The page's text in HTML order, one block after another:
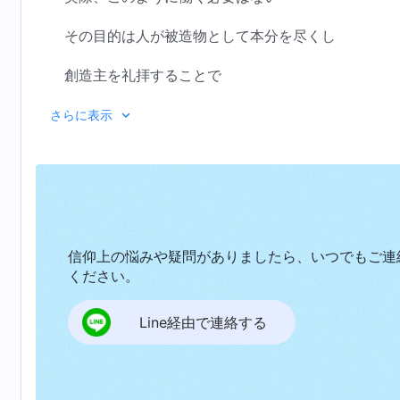
その目的は人が被造物として本分を尽くし
創造主を礼拝することで
その後素晴らしい終着点に入ることができる
清めのためである
これは人の生存のためであり
裁きはすべて人のためである
さらに表示
信仰上の悩みや疑問がありましたら、いつでもご連
ください。
Line経由で連絡する